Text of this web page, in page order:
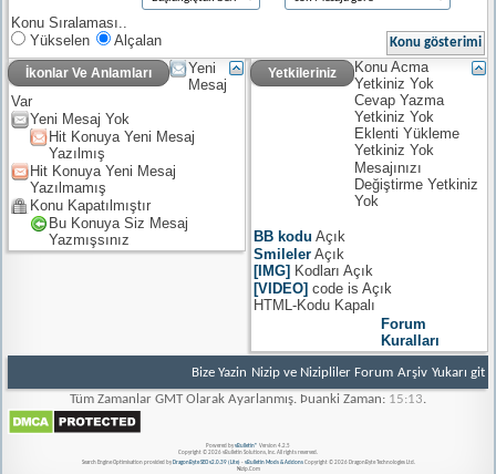
Konu Sıralaması..
Yükselen
Alçalan
İkonlar Ve Anlamları
Yeni
Mesaj
Var
Yeni Mesaj Yok
Hit Konuya Yeni Mesaj
Yazılmış
Hit Konuya Yeni Mesaj
Yazılmamış
Konu Kapatılmıştır
Bu Konuya Siz Mesaj
Yazmışsınız
Yetkileriniz
Konu Acma
YetkinizYok
Cevap Yazma
YetkinizYok
Eklenti Yükleme
YetkinizYok
Mesajınızı
Değiştirme Yetkiniz
Yok
BB kodu Açık
Smileler Açık
[IMG] KodlarıAçık
[VIDEO] code isAçık
HTML-Kodu Kapalı
Forum
Kuralları
Bize Yazin Nizip ve Nizipliler Forum Arşiv Yukarı git
Tüm Zamanlar GMT Olarak Ayarlanmış. Þuanki Zaman: 15:13.
Powered by vBulletin® Version 4.2.5
Copyright © 2026 vBulletin Solutions, Inc. All rights reserved.
Search Engine Optimisation provided by DragonByte SEO v2.0.39 (Lite)- vBulletin Mods & AddonsCopyright © 2026 DragonByte Technologies Ltd.
Nizip.Com